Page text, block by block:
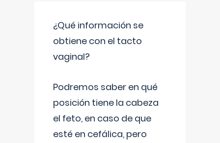
¿Qué información se
obtiene con el tacto
vaginal?
Podremos saber en qué
posición tiene la cabeza
el feto, en caso de que
esté en cefálica, pero